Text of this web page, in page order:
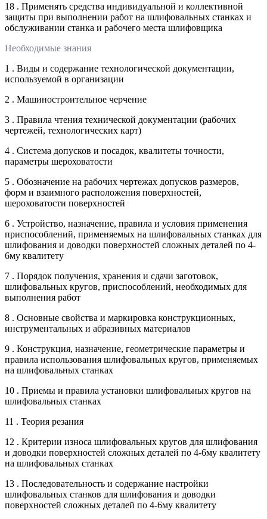
18 . Применять средства индивидуальной и коллективной
защиты при выполнении работ на шлифовальных станках и
обслуживании станка и рабочего места шлифовщика
Необходимые знания
1 . Виды и содержание технологической документации,
используемой в организации
2 . Машиностроительное черчение
3 . Правила чтения технической документации (рабочих
чертежей, технологических карт)
4 . Система допусков и посадок, квалитеты точности,
параметры шероховатости
5 . Обозначение на рабочих чертежах допусков размеров,
форм и взаимного расположения поверхностей,
шероховатости поверхностей
6 . Устройство, назначение, правила и условия применения
приспособлений, применяемых на шлифовальных станках для
шлифования и доводки поверхностей сложных деталей по 4-
6му квалитету
7 . Порядок получения, хранения и сдачи заготовок,
шлифовальных кругов, приспособлений, необходимых для
выполнения работ
8 . Основные свойства и маркировка конструкционных,
инструментальных и абразивных материалов
9 . Конструкция, назначение, геометрические параметры и
правила использования шлифовальных кругов, применяемых
на шлифовальных станках
10 . Приемы и правила установки шлифовальных кругов на
шлифовальных станках
11 . Теория резания
12 . Критерии износа шлифовальных кругов для шлифования
и доводки поверхностей сложных деталей по 4-6му квалитету
на шлифовальных станках
13 . Последовательность и содержание настройки
шлифовальных станков для шлифования и доводки
поверхностей сложных деталей по 4-6му квалитету